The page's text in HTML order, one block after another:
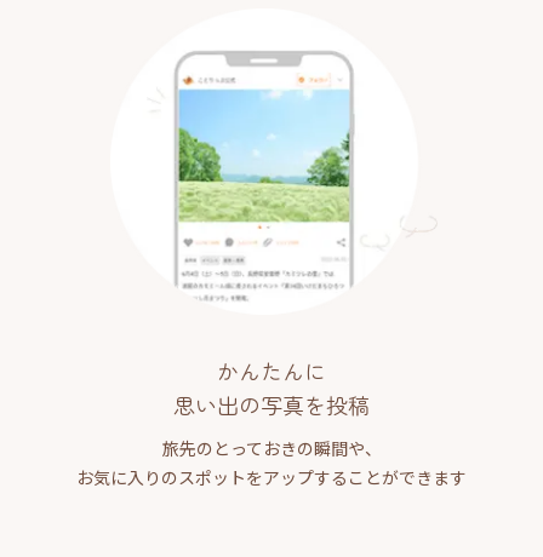
かんたんに
思い出の写真を投稿
旅先のとっておきの瞬間や、
お気に入りのスポットをアップすることができます